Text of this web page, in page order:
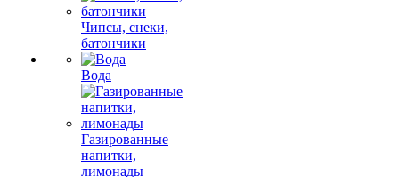
Чипсы, снеки,
батончики
Вода
Газированные
напитки,
лимонады